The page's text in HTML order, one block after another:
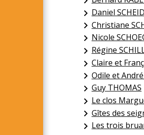
keyboard_arrow_right Daniel
keyboard_arrow_right Christiane
keyboard_arrow_right Nicole
keyboard_arrow_right Régine
keyboard_arrow_right Claire et
keyboard_arrow_right Odile et
keyboard_arrow_right Guy THOMAS
keyboard_arrow_right Le clos
keyboard_arrow_right Gîtes des
keyboard_arrow_right Les trois